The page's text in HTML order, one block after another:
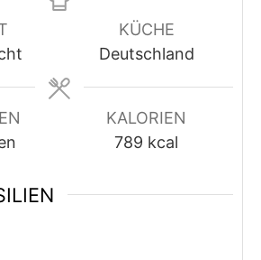
KÜCHE
Deutschland
KALORIEN
789 kcal